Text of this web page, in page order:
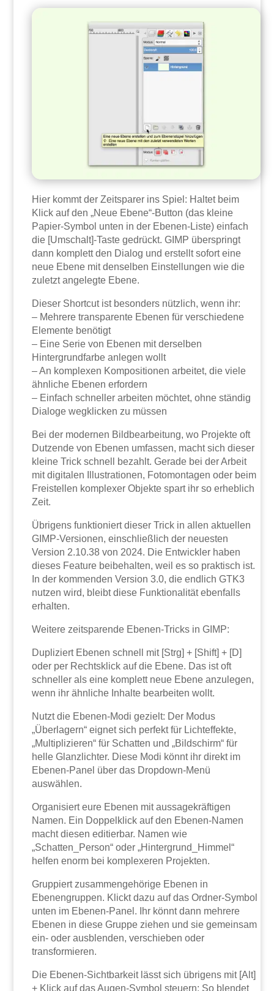
Hier kommt der Zeitsparer ins Spiel: Haltet beim
Klick auf den „Neue Ebene“-Button (das kleine
Papier-Symbol unten in der Ebenen-Liste) einfach
die [Umschalt]-Taste gedrückt. GIMP überspringt
dann komplett den Dialog und erstellt sofort eine
neue Ebene mit denselben Einstellungen wie die
zuletzt angelegte Ebene.
Dieser Shortcut ist besonders nützlich, wenn ihr:
– Mehrere transparente Ebenen für verschiedene
Elemente benötigt
– Eine Serie von Ebenen mit derselben
Hintergrundfarbe anlegen wollt
– An komplexen Kompositionen arbeitet, die viele
ähnliche Ebenen erfordern
– Einfach schneller arbeiten möchtet, ohne ständig
Dialoge wegklicken zu müssen
Bei der modernen Bildbearbeitung, wo Projekte oft
Dutzende von Ebenen umfassen, macht sich dieser
kleine Trick schnell bezahlt. Gerade bei der Arbeit
mit digitalen Illustrationen, Fotomontagen oder beim
Freistellen komplexer Objekte spart ihr so erheblich
Zeit.
Übrigens funktioniert dieser Trick in allen aktuellen
GIMP-Versionen, einschließlich der neuesten
Version 2.10.38 von 2024. Die Entwickler haben
dieses Feature beibehalten, weil es so praktisch ist.
In der kommenden Version 3.0, die endlich GTK3
nutzen wird, bleibt diese Funktionalität ebenfalls
erhalten.
Weitere zeitsparende Ebenen-Tricks in GIMP:
Dupliziert Ebenen schnell mit [Strg] + [Shift] + [D]
oder per Rechtsklick auf die Ebene. Das ist oft
schneller als eine komplett neue Ebene anzulegen,
wenn ihr ähnliche Inhalte bearbeiten wollt.
Nutzt die Ebenen-Modi gezielt: Der Modus
„Überlagern“ eignet sich perfekt für Lichteffekte,
„Multiplizieren“ für Schatten und „Bildschirm“ für
helle Glanzlichter. Diese Modi könnt ihr direkt im
Ebenen-Panel über das Dropdown-Menü
auswählen.
Organisiert eure Ebenen mit aussagekräftigen
Namen. Ein Doppelklick auf den Ebenen-Namen
macht diesen editierbar. Namen wie
„Schatten_Person“ oder „Hintergrund_Himmel“
helfen enorm bei komplexeren Projekten.
Gruppiert zusammengehörige Ebenen in
Ebenengruppen. Klickt dazu auf das Ordner-Symbol
unten im Ebenen-Panel. Ihr könnt dann mehrere
Ebenen in diese Gruppe ziehen und sie gemeinsam
ein- oder ausblenden, verschieben oder
transformieren.
Die Ebenen-Sichtbarkeit lässt sich übrigens mit [Alt]
+ Klick auf das Augen-Symbol steuern: So blendet